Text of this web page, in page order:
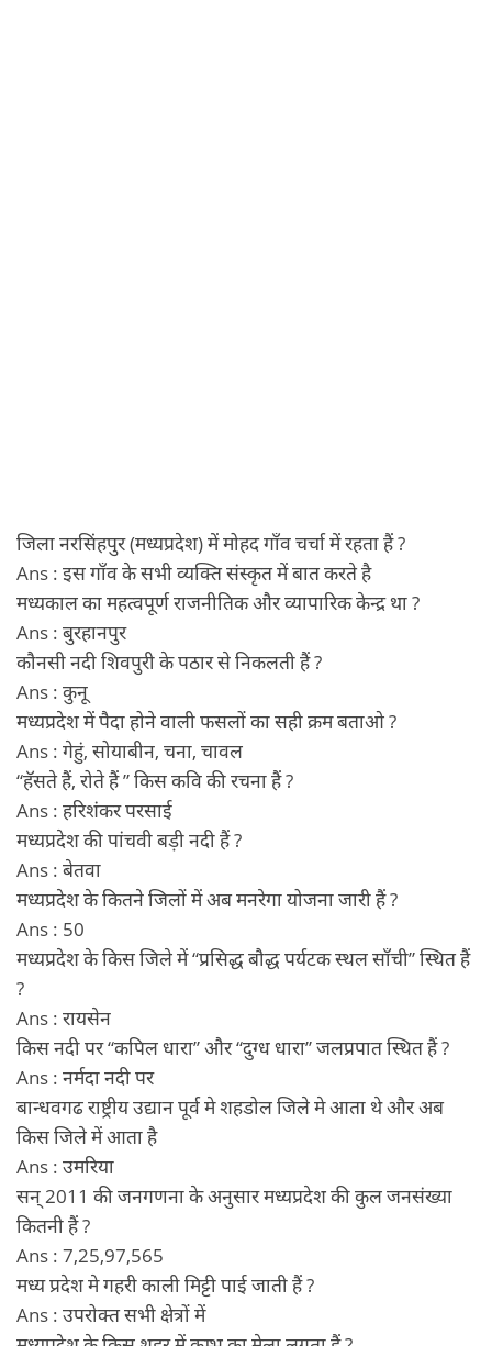
जिला नरसिंहपुर (मध्यप्रदेश) में मोहद गॉंव चर्चा में रहता हैं ?
Ans : इस गॉंव के सभी व्यक्ति संस्कृत में बात करते है
मध्यकाल का महत्वपूर्ण राजनीतिक और व्यापारिक केन्द्र था ?
Ans : बुरहानपुर
कौनसी नदी शिवपुरी के पठार से निकलती हैं ?
Ans : कुनू
मध्यप्रदेश में पैदा होने वाली फसलों का सही क्रम बताओ ?
Ans : गेहुं, सोयाबीन, चना, चावल
“हॅसते हैं, रोते हैं ” किस कवि की रचना हैं ?
Ans : हरिशंकर परसाई
मध्यप्रदेश की पांचवी बड़ी नदी हैं ?
Ans : बेतवा
मध्यप्रदेश के कितने जिलों में अब मनरेगा योजना जारी हैं ?
Ans : 50
मध्यप्रदेश के किस जिले में “प्रसिद्ध बौद्ध पर्यटक स्थल सॉंची” स्थित हैं
?
Ans : रायसेन
किस नदी पर “कपिल धारा” और “दुग्ध धारा” जलप्रपात स्थित हैं ?
Ans : नर्मदा नदी पर
बान्धवगढ राष्ट्रीय उद्यान पूर्व मे शहडोल जिले मे आता थे और अब
किस जिले में आता है
Ans : उमरिया
सन् 2011 की जनगणना के अनुसार मध्यप्रदेश की कुल जनसंख्या
कितनी हैं ?
Ans : 7,25,97,565
मध्य प्रदेश मे गहरी काली मिट्टी पाई जाती हैं ?
Ans : उपरोक्त सभी क्षेत्रों में